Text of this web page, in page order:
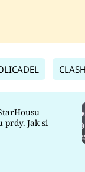
Jak si